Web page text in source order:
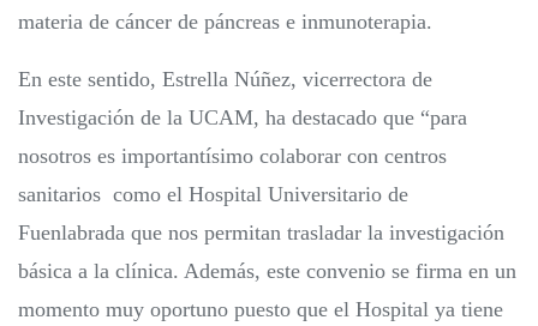
materia de cáncer de páncreas e inmunoterapia.
En este sentido, Estrella Núñez, vicerrectora de
Investigación de la UCAM, ha destacado que “para
nosotros es importantísimo colaborar con centros
sanitarios como el Hospital Universitario de
Fuenlabrada que nos permitan trasladar la investigación
básica a la clínica. Además, este convenio se firma en un
momento muy oportuno puesto que el Hospital ya tiene